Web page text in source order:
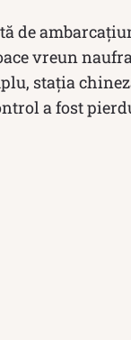
de
vreun
staţia
a fost